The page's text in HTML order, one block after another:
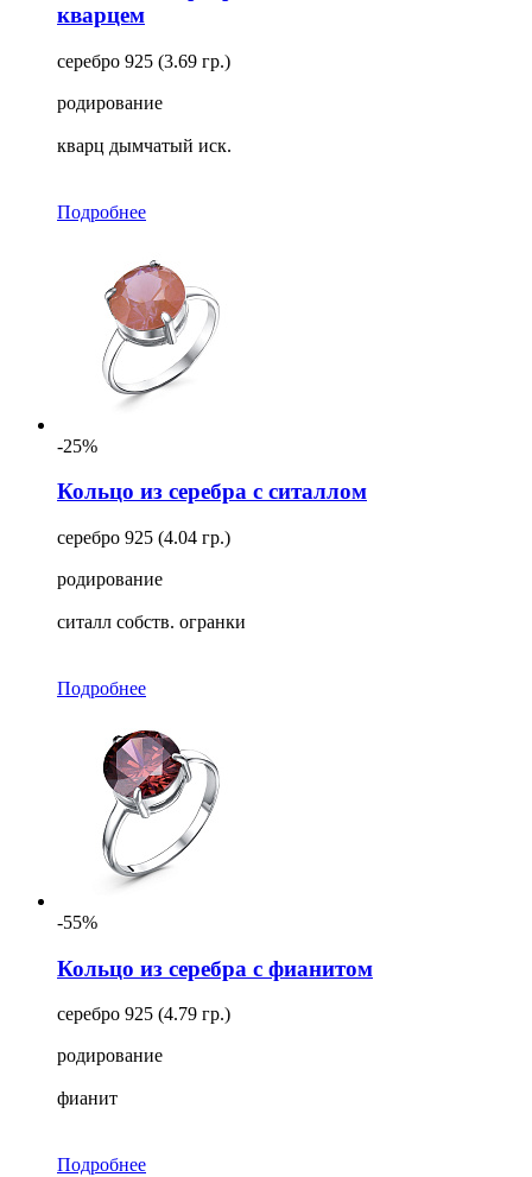
кварцем
серебро 925 (3.69 гр.)
родирование
кварц дымчатый иск.
Подробнее
-25%
Кольцо из серебра с ситаллом
серебро 925 (4.04 гр.)
родирование
ситалл собств. огранки
Подробнее
-55%
Кольцо из серебра с фианитом
серебро 925 (4.79 гр.)
родирование
фианит
Подробнее